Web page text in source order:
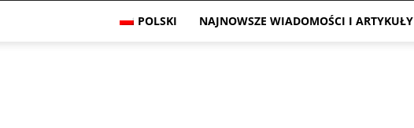
POLSKI NAJNOWSZE WIADOMOŚCI I ARTYKUŁY